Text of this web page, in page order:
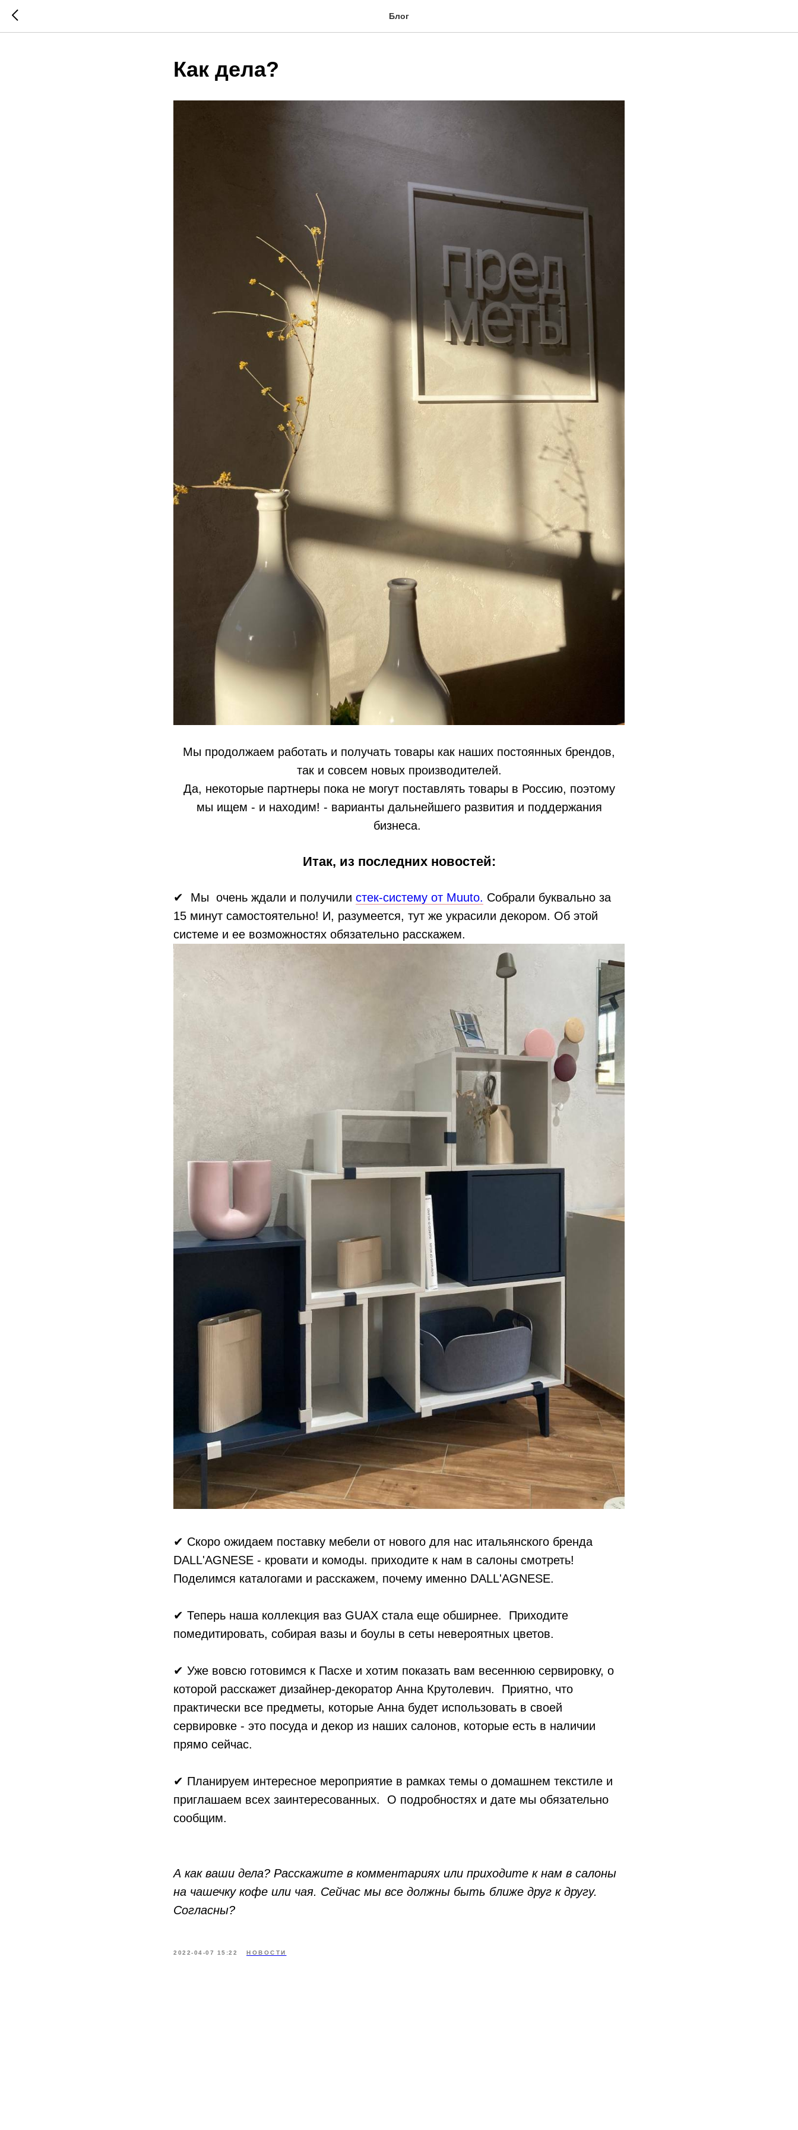
Блог
Как дела?
Мы продолжаем работать и получать товары как наших постоянных брендов,
так и совсем новых производителей.
Да, некоторые партнеры пока не могут поставлять товары в Россию, поэтому
мы ищем - и находим! - варианты дальнейшего развития и поддержания
бизнеса.
Итак, из последних новостей:
✔ Мы очень ждали и получили стек-систему от Muuto. Собрали буквально за
15 минут самостоятельно! И, разумеется, тут же украсили декором. Об этой
системе и ее возможностях обязательно расскажем.
✔ Скоро ожидаем поставку мебели от нового для нас итальянского бренда
DALL'AGNESE - кровати и комоды. приходите к нам в салоны смотреть!
Поделимся каталогами и расскажем, почему именно DALL'AGNESE.
✔ Теперь наша коллекция ваз GUAX стала еще обширнее. Приходите
помедитировать, собирая вазы и боулы в сеты невероятных цветов.
✔ Уже вовсю готовимся к Пасхе и хотим показать вам весеннюю сервировку, о
которой расскажет дизайнер-декоратор Анна Крутолевич. Приятно, что
практически все предметы, которые Анна будет использовать в своей
сервировке - это посуда и декор из наших салонов, которые есть в наличии
прямо сейчас.
✔ Планируем интересное мероприятие в рамках темы о домашнем текстиле и
приглашаем всех заинтересованных. О подробностях и дате мы обязательно
сообщим.
А как ваши дела? Расскажите в комментариях или приходите к нам в салоны
на чашечку кофе или чая. Сейчас мы все должны быть ближе друг к другу.
Согласны?
2022-04-07 15:22 НОВОСТИ